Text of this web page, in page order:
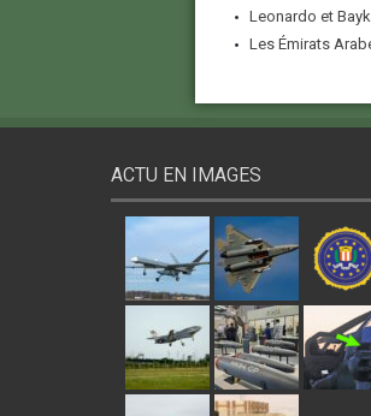
Leonardo et
Les Émirats
ACTU EN IMAGES